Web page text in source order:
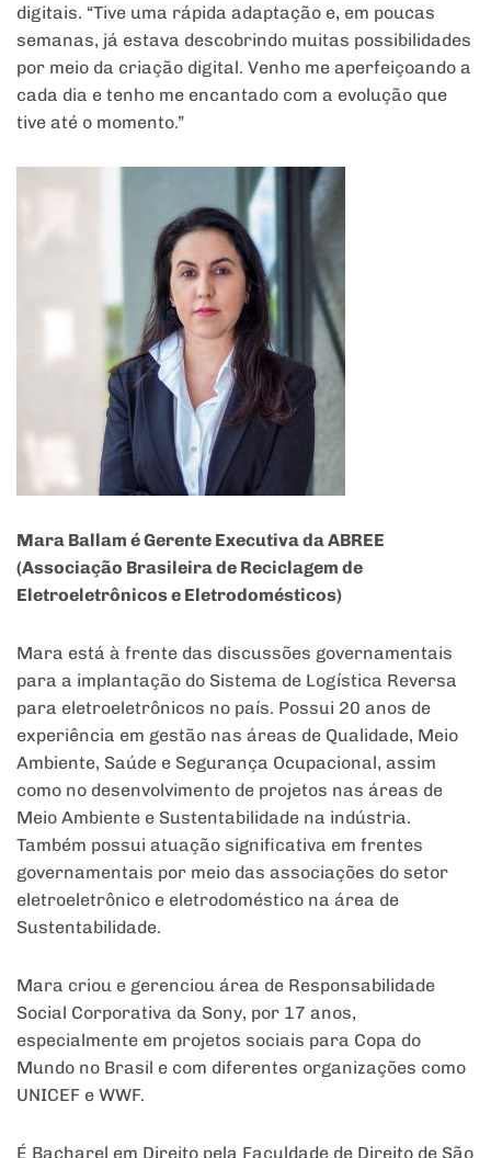
digitais. “Tive uma rápida adaptação e, em poucas
semanas, já estava descobrindo muitas possibilidades
por meio da criação digital. Venho me aperfeiçoando a
cada dia e tenho me encantado com a evolução que
tive até o momento.”
Mara Ballam é Gerente Executiva da ABREE
(Associação Brasileira de Reciclagem de
Eletroeletrônicos e Eletrodomésticos)
Mara está à frente das discussões governamentais
para a implantação do Sistema de Logística Reversa
para eletroeletrônicos no país. Possui 20 anos de
experiência em gestão nas áreas de Qualidade, Meio
Ambiente, Saúde e Segurança Ocupacional, assim
como no desenvolvimento de projetos nas áreas de
Meio Ambiente e Sustentabilidade na indústria.
Também possui atuação significativa em frentes
governamentais por meio das associações do setor
eletroeletrônico e eletrodoméstico na área de
Sustentabilidade.
Mara criou e gerenciou área de Responsabilidade
Social Corporativa da Sony, por 17 anos,
especialmente em projetos sociais para Copa do
Mundo no Brasil e com diferentes organizações como
UNICEF e WWF.
É Bacharel em Direito pela Faculdade de Direito de São